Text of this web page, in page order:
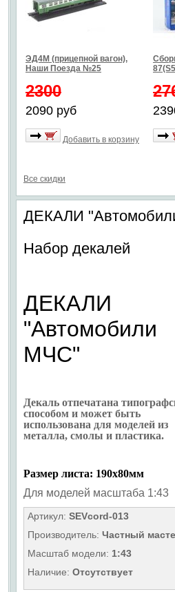
ЭД4М (прицепной вагон),
Наши Поезда №25
2300
2090 руб
Добавить в корзину
Все скидки
ДЕКАЛИ
Набор декалей
ДЕКАЛИ
"Автомобили
МЧС"
Декаль отпечатана
способом и может быть
использована для моделей из
металла, смолы и пластика.
Размер листа: 190х80мм
Для моделей масштаба 1:43
Артикул: SEVcord-013
Производитель: Частный
Масштаб модели: 1:43
Наличие: Отсутствует